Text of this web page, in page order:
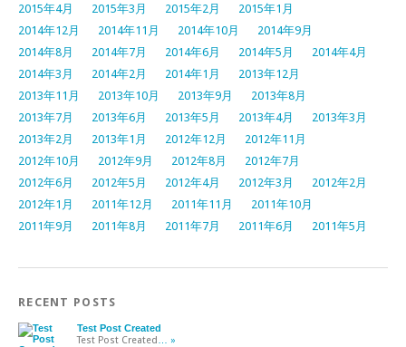
2015年4月
2015年3月 2015年2月
2015年1月
2014年12月
2014年11月 2014年10月
2014年9月
2014年8月
2014年7月 2014年6月 2014年5月
2014年4月
2014年3月
2014年2月 2014年1月
2013年12月
2013年11月
2013年10月 2013年9月
2013年8月
2013年7月
2013年6月 2013年5月 2013年4月
2013年3月
2013年2月
2013年1月 2012年12月
2012年11月
2012年10月
2012年9月 2012年8月
2012年7月
2012年6月
2012年5月 2012年4月 2012年3月
2012年2月
2012年1月
2011年12月 2011年11月
2011年10月
2011年9月
2011年8月 2011年7月 2011年6月 2011年5月
RECENT POSTS
Test Post Created
Test Post Created … »